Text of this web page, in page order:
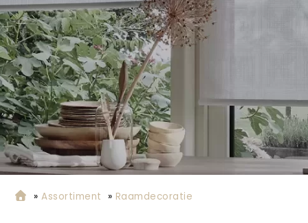
»Assortiment » Raamdecoratie